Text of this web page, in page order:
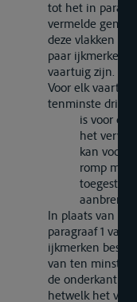
tot het in
vermelde
deze vlakken
paar ijkmerken,
vaartuig zijn.
Voor elk
tenminste drie.
is voor de
het
kan voor
romp
aanbrengt.
In plaats van te
paragraaf 1 van
ijkmerken
van ten minste
de onderkant
hetwelk het